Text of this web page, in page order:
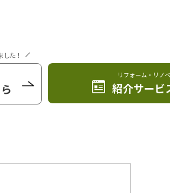
た！
リフォーム・リノ
紹介サービ